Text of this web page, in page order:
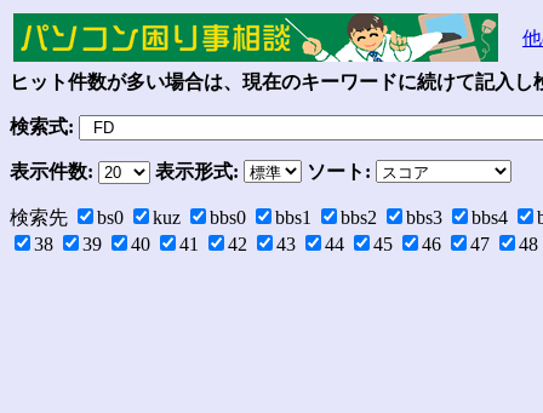
ヒット件数が多い場合は、現在のキーワードに続けて記入
検索式:
表示件数: 表示形式: ソート:
検索先 bs0 kuz bbs0 bbs1 bbs2 bbs3 bbs4
38
39 40 41 42 43 44 45 46 47 48